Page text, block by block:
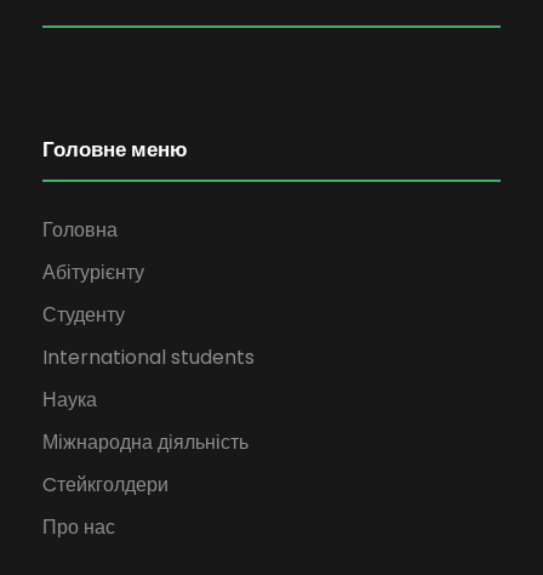
Головне меню
Головна
Абітурієнту
Студенту
International students
Наука
Міжнародна діяльність
Cтейкголдери
Про нас